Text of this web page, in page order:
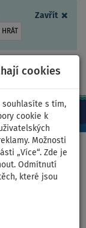
Zavřít ×
cookies
souhlasíte s tím,
cookie k
Možnosti
„Více“. Zde je
Odmítnutí
které jsou
090 0ks